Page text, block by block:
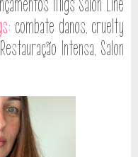
Migs Salon Line
combate danos, cruelty
Intensa, Salon